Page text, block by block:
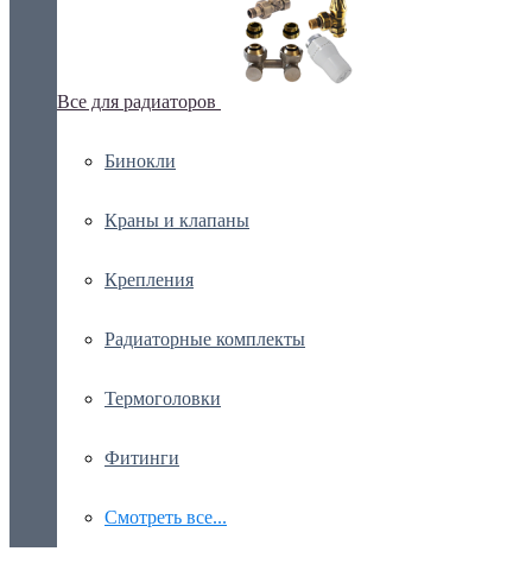
Все для радиаторов
Бинокли
Краны и клапаны
Крепления
Радиаторные комплекты
Термоголовки
Фитинги
Смотреть все...